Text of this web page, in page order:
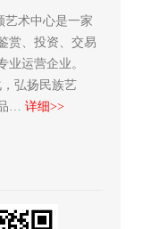
艺术中心是一家
赏、投资、交易
业运营企业。
弘扬民族艺
… 详细>>